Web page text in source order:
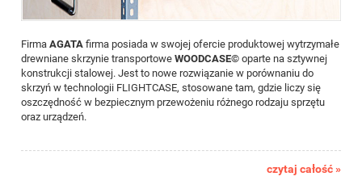
Firma AGATA firma posiada w swojej ofercie produktowej wytrzymałe
drewniane skrzynie transportowe WOODCASE© oparte na sztywnej
konstrukcji stalowej. Jest to nowe rozwiązanie w porównaniu do
skrzyń w technologii FLIGHTCASE, stosowane tam, gdzie liczy się
oszczędność w bezpiecznym przewożeniu różnego rodzaju sprzętu
oraz urządzeń.
czytaj całość »